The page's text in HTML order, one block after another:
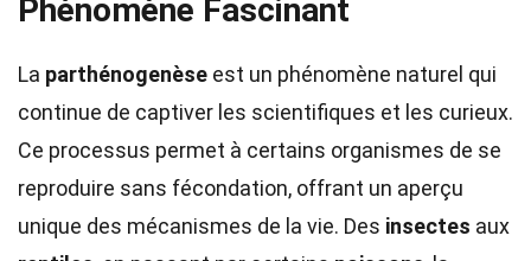
Phénomène Fascinant
La parthénogenèse est un phénomène naturel qui
continue de captiver les scientifiques et les curieux.
Ce processus permet à certains organismes de se
reproduire sans fécondation, offrant un aperçu
unique des mécanismes de la vie. Des insectes aux